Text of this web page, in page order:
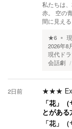
私たちは
赤。 空の
間に見え
★6
2026年8
現代ド
会話劇
2日前 ★★★
「花」
とがある
「花」